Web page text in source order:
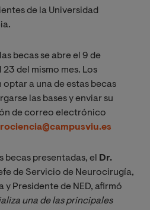
de la Universidad
becas se abre el 9 de
del mismo mes. Los
a una de estas becas
las basesy enviar su
de correo electrónico
becas presentadas, el
Dr.
de Servicio de Neurocirugía,
Presidente de NED, afirmó
una de las principales